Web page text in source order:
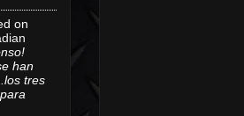
on
han
tres